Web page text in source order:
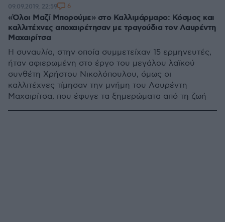
«Όλοι Μαζί Μπορούμε» στο Καλλιμάρμαρο: Κόσμος και
καλλιτέχνες αποχαιρέτησαν με τραγούδια τον Λαυρέντη
Μαχαιρίτσα
Η συναυλία, στην οποία συμμετείχαν 15 ερμηνευτές,
ήταν αφιερωμένη στο έργο του μεγάλου λαϊκού
συνθέτη Χρήστου Νικολόπουλου, όμως οι
καλλιτέχνες τίμησαν την μνήμη του Λαυρέντη
Μαχαιρίτσα, που έφυγε τα ξημερώματα από τη ζωή
09.09.2019, 22:59 6